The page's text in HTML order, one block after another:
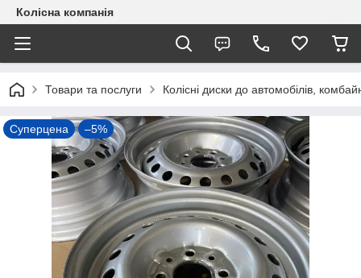
Колісна компанія
Товари та послуги Колісні диски до автомобілів,
Суперцена –5%